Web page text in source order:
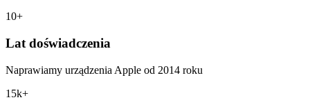
10+
Lat doświadczenia
Naprawiamy urządzenia Apple od 2014 roku
15k+